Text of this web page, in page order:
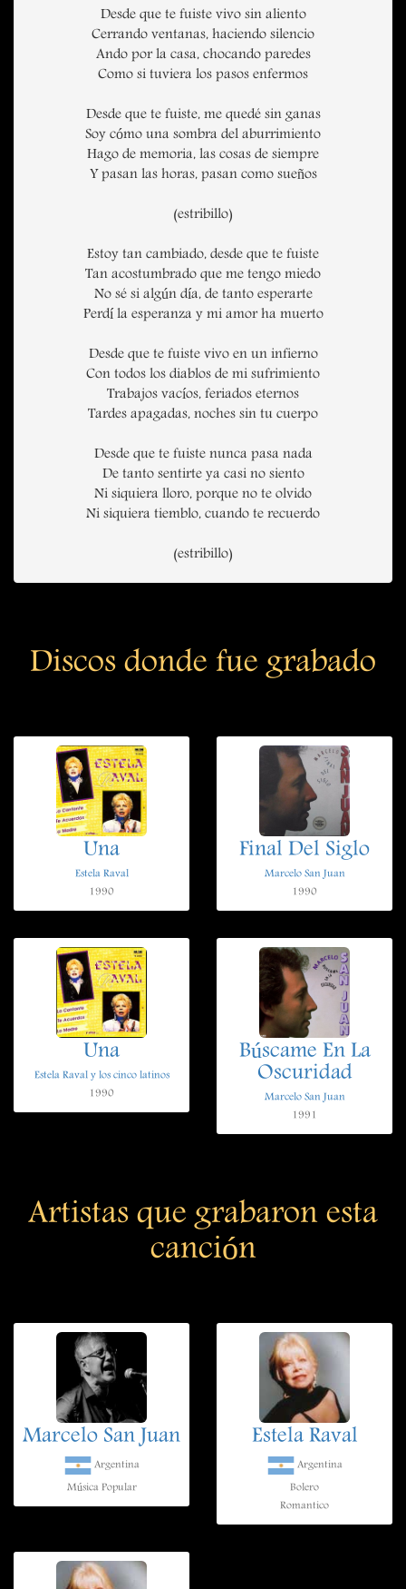
Desde que te fuiste vivo sin aliento
Cerrando ventanas, haciendo silencio
Ando por la casa, chocando paredes
Como si tuviera los pasos enfermos
Desde que te fuiste, me quedé sin ganas
Soy cómo una sombra del aburrimiento
Hago de memoria, las cosas de siempre
Y pasan las horas, pasan como sueños
(estribillo)
Estoy tan cambiado, desde que te fuiste
Tan acostumbrado que me tengo miedo
No sé si algún día, de tanto esperarte
Perdí la esperanza y mi amor ha muerto
Desde que te fuiste vivo en un infierno
Con todos los diablos de mi sufrimiento
Trabajos vacíos, feriados eternos
Tardes apagadas, noches sin tu cuerpo
Desde que te fuiste nunca pasa nada
De tanto sentirte ya casi no siento
Ni siquiera lloro, porque no te olvido
Ni siquiera tiemblo, cuando te recuerdo
(estribillo)
Discos donde fue grabado
Una
Estela Raval
1990
Final Del Siglo
Marcelo San Juan
1990
Una
Estela Raval y los cinco latinos
1990
Búscame En La
Oscuridad
Marcelo San Juan
1991
Artistas que grabaron esta
canción
Marcelo San Juan
Argentina
Música Popular
Estela Raval
Argentina
Bolero
Romantico